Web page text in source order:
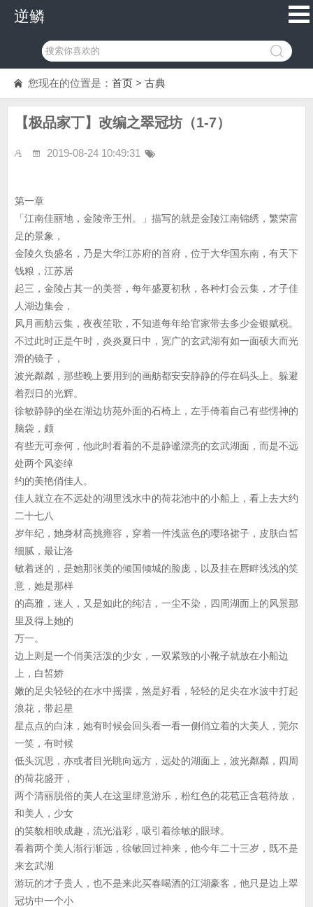
逆鳞
您现在的位置是： 首页 > 古典
【极品家丁】改编之翠冠坊（1-7）
2019-08-24 10:49:31
第一章
「江南佳丽地，金陵帝王州。」描写的就是金陵江南锦绣，繁荣富
足的景象，
金陵久负盛名，乃是大华江苏府的首府，位于大华国东南，有天下
钱粮，江苏居
起三，金陵占其一的美誉，每年盛夏初秋，各种灯会云集，才子佳
人湖边集会，
风月画舫云集，夜夜笙歌，不知道每年给官家带去多少金银赋税。
不过此时正是午时，炎炎夏日中，宽广的玄武湖有如一面硕大而光
滑的镜子，
波光粼粼，那些晚上要用到的画舫都安安静静的停在码头上。躲避
着烈日的光辉。
徐敏静静的坐在湖边坊苑外面的石椅上，左手倚着自己有些愣神的
脑袋，颇
有些无可奈何，他此时看着的不是静谧漂亮的玄武湖面，而是不远
处两个风姿绰
约的美艳俏佳人。
佳人就立在不远处的湖里浅水中的荷花池中的小船上，看上去大约
二十七八
岁年纪，她身材高挑雍容，穿着一件浅蓝色的璎珞裙子，皮肤白皙
细腻，最让洛
敏着迷的，是她那张美的倾国倾城的脸庞，以及挂在唇畔浅浅的笑
意，她是那样
的高雅，迷人，又是如此的纯洁，一尘不染，四周湖面上的风景那
里及得上她的
万一。
边上则是一个俏美活泼的少女，一双紧致的小靴子就放在小船边
上，白皙娇
嫩的足尖轻轻的在水中摇摆，煞是好看，轻轻的足尖在水波中打起
浪花，带起星
星点点的白沫，她有时候会回头看一看一侧俏立着的大美人，莞尔
一笑，有时候
低头沉思，亦或者目光眺向远方，远处的湖面上，波光粼粼，四周
的荷花盛开，
两个清丽脱俗的美人在这里肆意游乐，粉红色的花苞正含苞待放，
和美人，少女
的笑貌相映成趣，流光溢彩，吸引着徐敏的眼球。
看着两个美人渐行渐远，徐敏回过神来，他今年二十三岁，既不是
来玄武湖
游玩的才子贵人，也不是来此买春喝酒的江湖豪客，他只是边上翠
冠坊中一个小